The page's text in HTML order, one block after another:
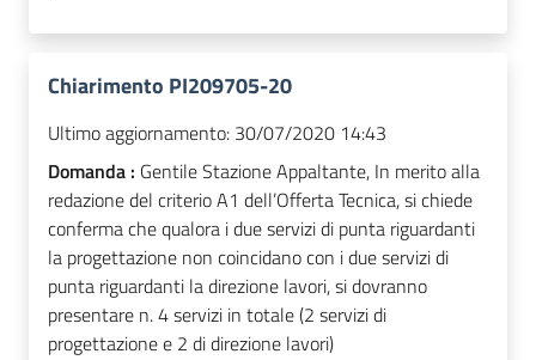
Chiarimento PI209705-20
Ultimo aggiornamento: 30/07/2020 14:43
Domanda : Gentile Stazione Appaltante, In merito alla
redazione del criterio A1 dell’Offerta Tecnica, si chiede
conferma che qualora i due servizi di punta riguardanti
la progettazione non coincidano con i due servizi di
punta riguardanti la direzione lavori, si dovranno
presentare n. 4 servizi in totale (2 servizi di
progettazione e 2 di direzione lavori)